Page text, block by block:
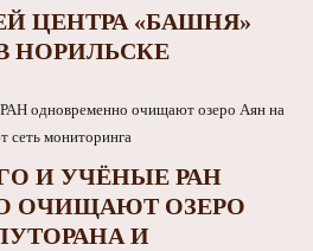
ЦЕНТРА «БАШНЯ»
НОРИЛЬСКЕ
И УЧЁНЫЕ РАН
ОЧИЩАЮТ ОЗЕРО
И